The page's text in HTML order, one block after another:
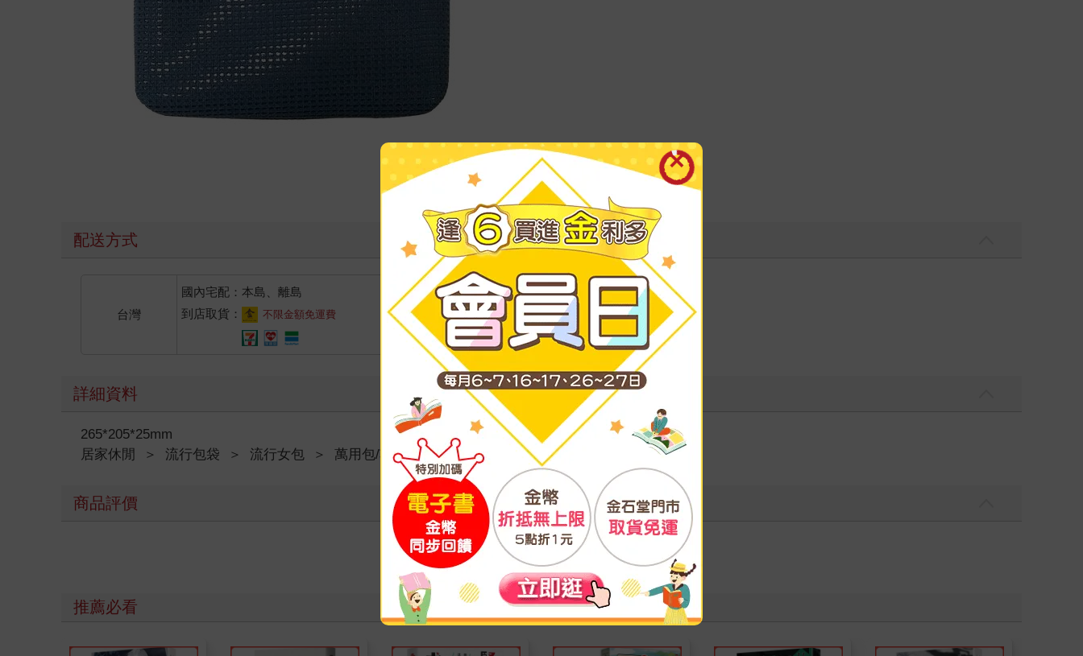
配送方式
台灣
國內宅配：本島、離島
到店取貨：
不限金額免運費
詳細資料
265*205*25mm
居家休閒
＞ 流行包袋 ＞ 流行女包 ＞ 萬用包/功能收納包
商品評價
寫評價
推薦必看